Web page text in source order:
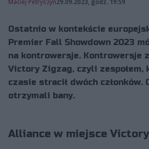
Ostatnio w kontekście
Premier Fall Showdown 2023
na kontrowersje. Kontrowersje
Victory Zigzag, czyli
czasie stracił dwóch członków.
otrzymali bany.
Alliance w miejsce